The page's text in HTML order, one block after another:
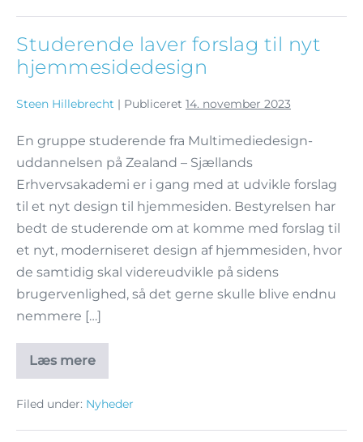
Studerende laver forslag til nyt
hjemmesidedesign
Steen Hillebrecht | Publiceret 14. november 2023
En gruppe studerende fra Multimediedesign-
uddannelsen på Zealand – Sjællands
Erhvervsakademi er i gang med at udvikle forslag
til et nyt design til hjemmesiden. Bestyrelsen har
bedt de studerende om at komme med forslag til
et nyt, moderniseret design af hjemmesiden, hvor
de samtidig skal videreudvikle på sidens
brugervenlighed, så det gerne skulle blive endnu
nemmere […]
Læs mere
Filed under: Nyheder